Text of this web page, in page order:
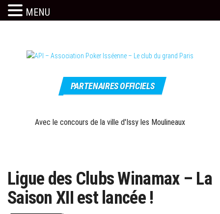
API –
Association
Isséenne –
officiel
PARTENAIRES OFFICIELS
Avec le concours de la ville d'Issy les Moulineaux
Ligue des Clubs Winamax – La
Saison XII est lancée !
MENU